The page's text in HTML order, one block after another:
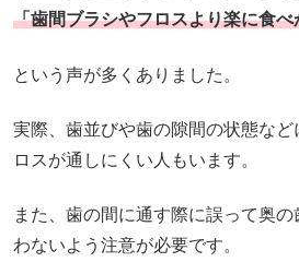
「歯間ブラシやフロスより楽に食
という声が多くありました。
実際、歯並びや歯の隙間の状態な
ロスが通しにくい人もいます。
また、歯の間に通す際に誤って奥
わないよう注意が必要です。